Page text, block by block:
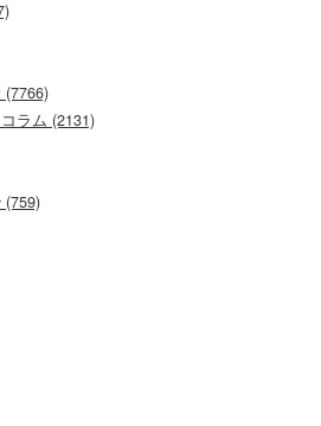
(7766)
ラム (2131)
(759)